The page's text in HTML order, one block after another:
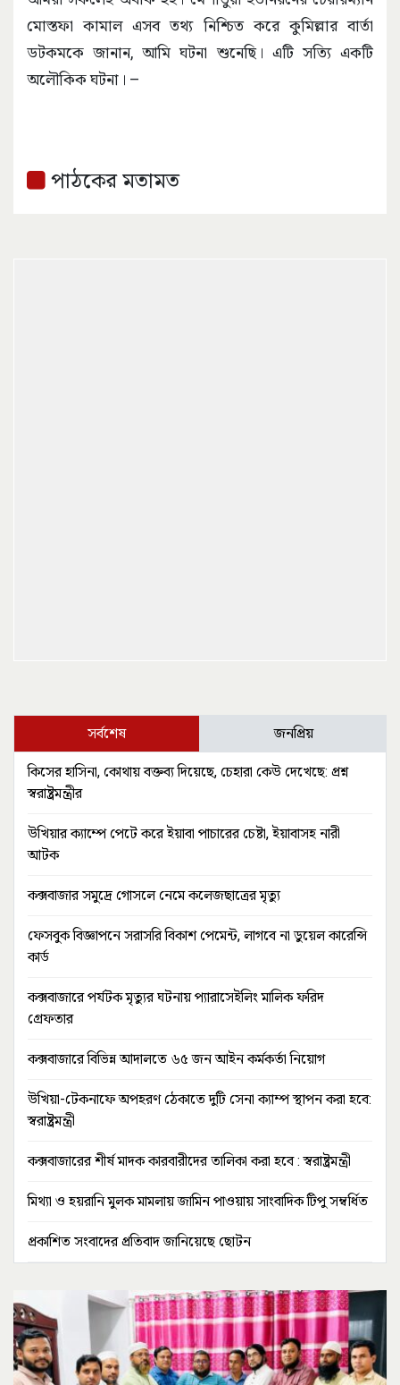
মোস্তফা কামাল এসব তথ্য নিশ্চিত করে কুমিল্লার বার্তা
ডটকমকে জানান, আমি ঘটনা শুনেছি। এটি সত্যি একটি
অলৌকিক ঘটনা। –
পাঠকের মতামত
সর্বশেষ জনপ্রিয়
কিসের হাসিনা, কোথায় বক্তব্য দিয়েছে, চেহারা কেউ দেখেছে: প্রশ্ন
স্বরাষ্ট্রমন্ত্রীর
উখিয়ার ক্যাম্পে পেটে করে ইয়াবা পাচারের চেষ্টা, ইয়াবাসহ নারী
আটক
কক্সবাজার সমুদ্রে গোসলে নেমে কলেজছাত্রের মৃত্যু
ফেসবুক বিজ্ঞাপনে সরাসরি বিকাশ পেমেন্ট, লাগবে না ডুয়েল কারেন্সি
কার্ড
কক্সবাজারে পর্যটক মৃত্যুর ঘটনায় প্যারাসেইলিং মালিক ফরিদ
গ্রেফতার
কক্সবাজারে বিভিন্ন আদালতে ৬৫ জন আইন কর্মকর্তা নিয়োগ
উখিয়া-টেকনাফে অপহরণ ঠেকাতে দুটি সেনা ক্যাম্প স্থাপন করা হবে:
স্বরাষ্ট্রমন্ত্রী
কক্সবাজারের শীর্ষ মাদক কারবারীদের তালিকা করা হবে : স্বরাষ্ট্রমন্ত্রী
মিথ্যা ও হয়রানি মুলক মামলায় জামিন পাওয়ায় সাংবাদিক টিপু সম্বর্ধিত
প্রকাশিত সংবাদের প্রতিবাদ জানিয়েছে ছোটন